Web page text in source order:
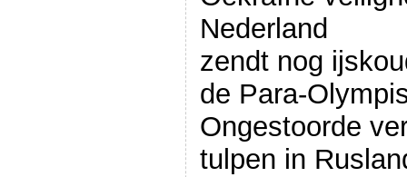
Nederland
zendt nog
de Para-
Ongestoorde
tulpen in